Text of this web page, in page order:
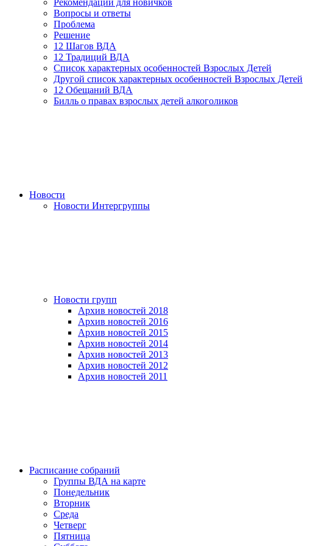
Рекомендации для новичков
Вопросы и ответы
Проблема
Решение
12 Шагов ВДА
12 Традиций ВДА
Список характерных особенностей Взрослых Детей
Другой список характерных особенностей Взрослых Детей
12 Обещаний ВДА
Билль о правах взрослых детей алкоголиков
Новости
Новости Интергруппы
Новости групп
Архив новостей 2018
Архив новостей 2016
Архив новостей 2015
Архив новостей 2014
Архив новостей 2013
Архив новостей 2012
Архив новостей 2011
Расписание собраний
Группы ВДА на карте
Понедельник
Вторник
Среда
Четверг
Пятница